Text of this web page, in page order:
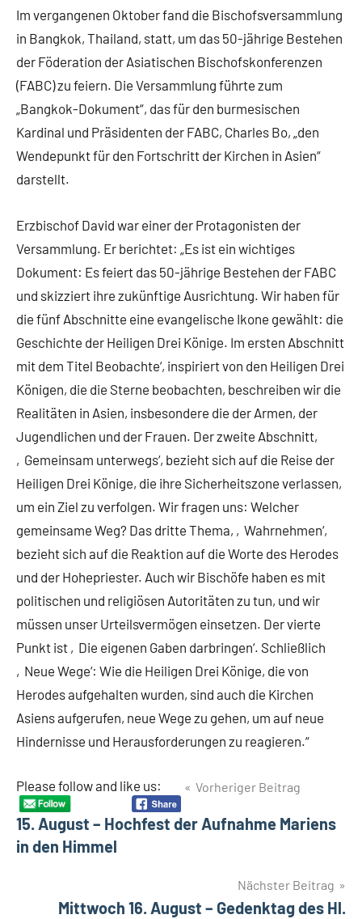
Im vergangenen Oktober fand die Bischofsversammlung
in Bangkok, Thailand, statt, um das 50-jährige Bestehen
der Föderation der Asiatischen Bischofskonferenzen
(FABC) zu feiern. Die Versammlung führte zum
„Bangkok-Dokument“, das für den burmesischen
Kardinal und Präsidenten der FABC, Charles Bo, „den
Wendepunkt für den Fortschritt der Kirchen in Asien“
darstellt.
Erzbischof David war einer der Protagonisten der
Versammlung. Er berichtet: „Es ist ein wichtiges
Dokument: Es feiert das 50-jährige Bestehen der FABC
und skizziert ihre zukünftige Ausrichtung. Wir haben für
die fünf Abschnitte eine evangelische Ikone gewählt: die
Geschichte der Heiligen Drei Könige. Im ersten Abschnitt
mit dem Titel Beobachte‘, inspiriert von den Heiligen Drei
Königen, die die Sterne beobachten, beschreiben wir die
Realitäten in Asien, insbesondere die der Armen, der
Jugendlichen und der Frauen. Der zweite Abschnitt,
‚Gemeinsam unterwegs‘, bezieht sich auf die Reise der
Heiligen Drei Könige, die ihre Sicherheitszone verlassen,
um ein Ziel zu verfolgen. Wir fragen uns: Welcher
gemeinsame Weg? Das dritte Thema, ‚Wahrnehmen‘,
bezieht sich auf die Reaktion auf die Worte des Herodes
und der Hohepriester. Auch wir Bischöfe haben es mit
politischen und religiösen Autoritäten zu tun, und wir
müssen unser Urteilsvermögen einsetzen. Der vierte
Punkt ist ‚Die eigenen Gaben darbringen‘. Schließlich
‚Neue Wege‘: Wie die Heiligen Drei Könige, die von
Herodes aufgehalten wurden, sind auch die Kirchen
Asiens aufgerufen, neue Wege zu gehen, um auf neue
Hindernisse und Herausforderungen zu reagieren.“
Please follow and like us:
Schlagwörter
Evangelisierung
Seelsorge
BeitragsnavigationVorheriger Beitrag
15. August – Hochfest der Aufnahme Mariens
in den Himmel
Nächster Beitrag
Mittwoch 16. August – Gedenktag des Hl.